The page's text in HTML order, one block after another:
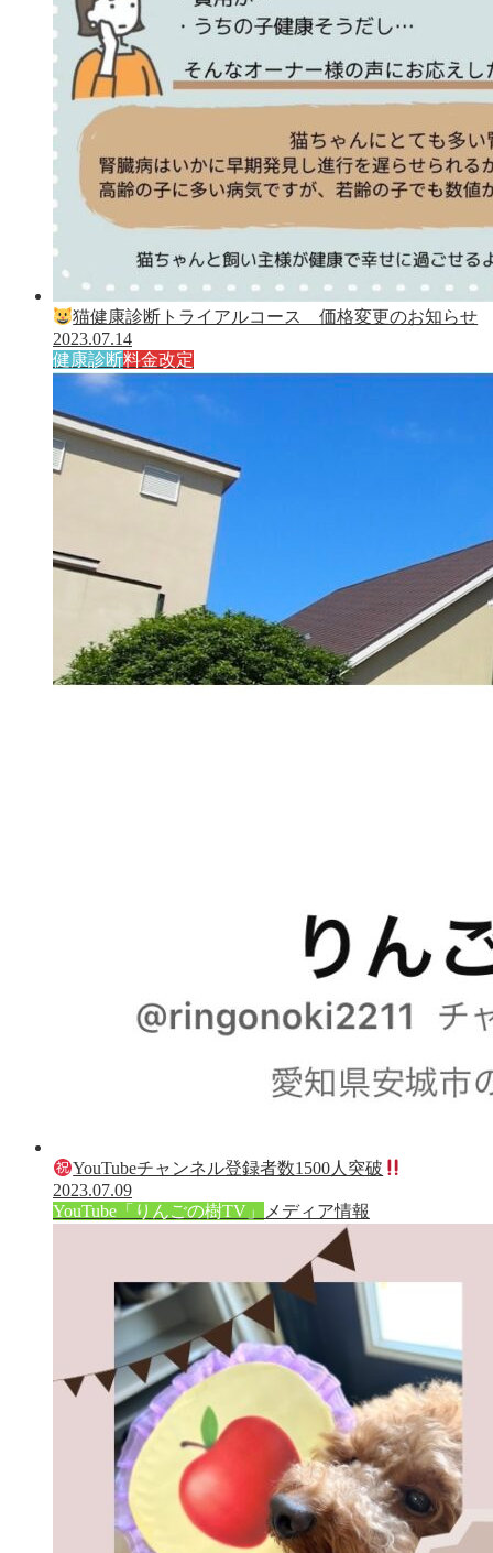
猫健康診断トライアルコース 価格変更のお知らせ
2023.07.14
健康診断料金改定
YouTubeチャンネル登録者数1500人突破
2023.07.09
YouTube「りんごの樹TV」
メディア情報